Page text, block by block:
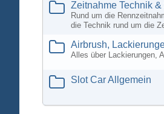
Zeitnahme Technik
Rund um die
die Technik rund um die
Airbrush,
Alles über Lackierungen,
Slot Car Allgemein